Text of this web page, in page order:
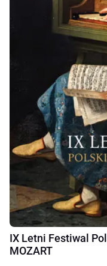
IX Letni Festiwal
MOZART